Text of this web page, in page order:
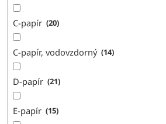
C-papír 20
C-papír, vodovzdorný 14
D-papír 21
E-papír 15